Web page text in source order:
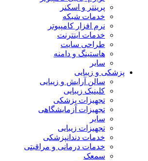
پرینتر و اسکنر
خدمات شبکه
نرم افزار کامپیوتر
خدمات اینترنت
طراحی سایت
هاستینگ و دامنه
سایر
پزشکی و زیبایی
سالن آرایش و زیبایی
کلینیک زیبایی
تجهیزات پزشکی
تجهیزات آزمایشگاهی
سایر
تجهیزات زیبایی
خدمات دندانپزشکی
خدمات درمانی و مراقبتی
سمعک